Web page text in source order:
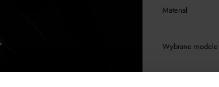
Materiał
Wybrane